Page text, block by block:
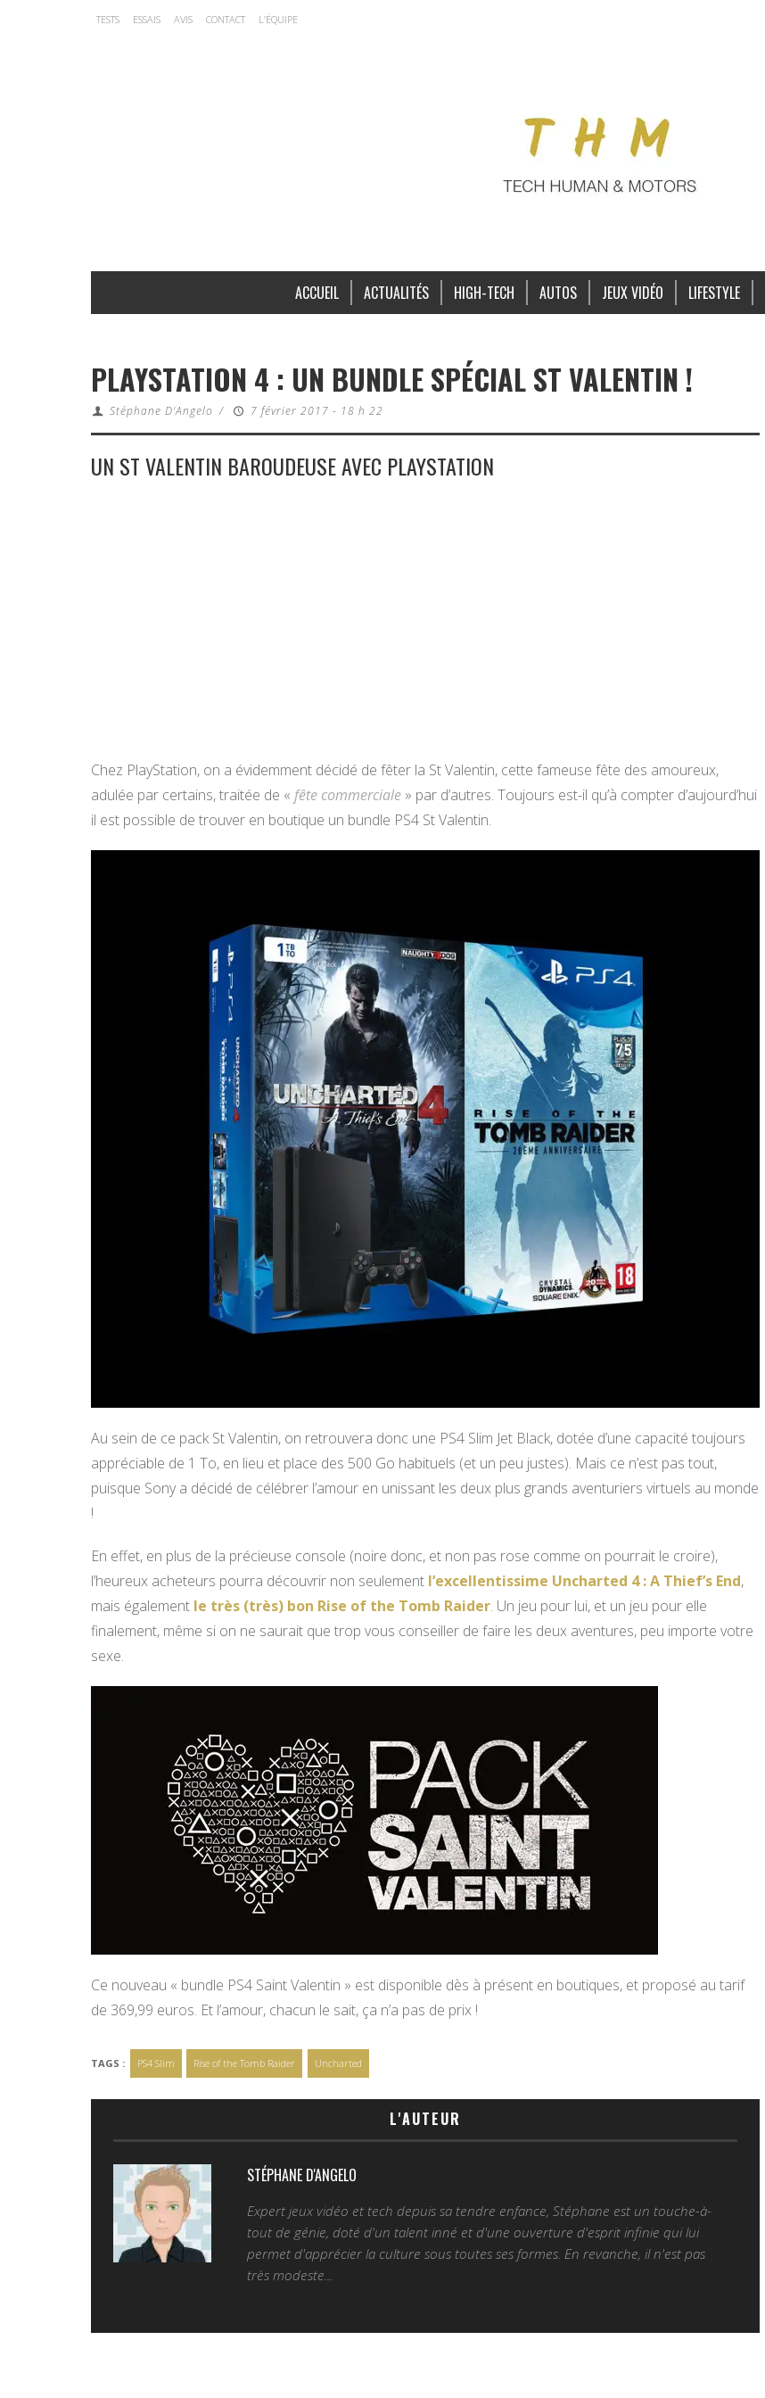
TESTS ESSAIS AVIS CONTACT L’ÉQUIPE
ACCUEIL ACTUALITÉS HIGH-TECH AUTOS JEUX VIDÉO LIFESTYLE
PLAYSTATION 4 : UN BUNDLE SPÉCIAL ST VALENTIN !
Stéphane D'Angelo / 7 février 2017 - 18 h 22
UN ST VALENTIN BAROUDEUSE AVEC PLAYSTATION
Chez PlayStation, on a évidemment décidé de fêter la St Valentin, cette fameuse fête des amoureux,
adulée par certains, traitée de « fête commerciale » par d’autres. Toujours est-il qu’à compter d’aujourd’hui
il est possible de trouver en boutique un bundle PS4 St Valentin.
Au sein de ce pack St Valentin, on retrouvera donc une PS4 Slim Jet Black, dotée d’une capacité toujours
appréciable de 1 To, en lieu et place des 500 Go habituels (et un peu justes). Mais ce n’est pas tout,
puisque Sony a décidé de célébrer l’amour en unissant les deux plus grands aventuriers virtuels au monde
!
En effet, en plus de la précieuse console (noire donc, et non pas rose comme on pourrait le croire),
l’heureux acheteurs pourra découvrir non seulement l’excellentissime Uncharted 4 : A Thief’s End,
mais également le très (très) bon Rise of the Tomb Raider. Un jeu pour lui, et un jeu pour elle
finalement, même si on ne saurait que trop vous conseiller de faire les deux aventures, peu importe votre
sexe.
Ce nouveau « bundle PS4 Saint Valentin » est disponible dès à présent en boutiques, et proposé au tarif
de 369,99 euros. Et l’amour, chacun le sait, ça n’a pas de prix !
TAGS : PS4 Slim Rise of the Tomb Raider Uncharted
L'AUTEUR
STÉPHANE D'ANGELO
Expert jeux vidéo et tech depuis sa tendre enfance, Stéphane est un touche-à-
tout de génie, doté d'un talent inné et d'une ouverture d'esprit infinie qui lui
permet d'apprécier la culture sous toutes ses formes. En revanche, il n'est pas
très modeste...